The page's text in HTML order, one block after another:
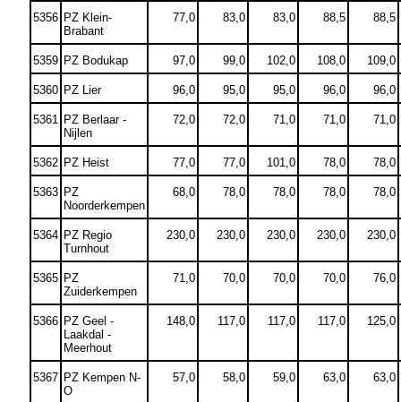
5356 PZ Klein-
Brabant
77,0 83,0 83,0 88,5 88,5
5359 PZ Bodukap 97,0 99,0 102,0 108,0 109,0
5360 PZ Lier 96,0 95,0 95,0 96,0 96,0
5361 PZ Berlaar -
Nijlen
72,0 72,0 71,0 71,0 71,0
5362 PZ Heist 77,0 77,0 101,0 78,0 78,0
5363 PZ
Noorderkempen
68,0 78,0 78,0 78,0 78,0
5364 PZ Regio
Turnhout
230,0 230,0 230,0 230,0 230,0
5365 PZ
Zuiderkempen
71,0 70,0 70,0 70,0 76,0
5366 PZ Geel -
Laakdal -
Meerhout
148,0 117,0 117,0 117,0 125,0
5367 PZ Kempen N-
O
57,0 58,0 59,0 63,0 63,0